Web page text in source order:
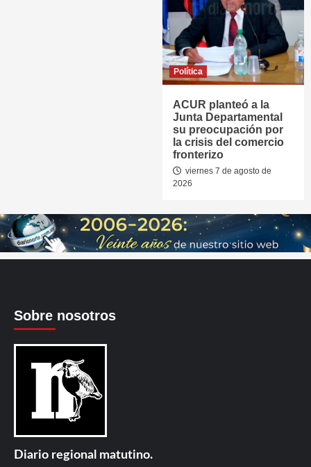
Política
ACUR planteó a la
Junta Departamental
su preocupación por
la crisis del comercio
fronterizo
viernes 7 de agosto de
2026
Sobre nosotros
Diario regional matutino.